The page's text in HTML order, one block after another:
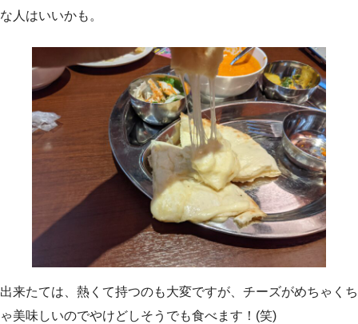
な人はいいかも。
出来たては、熱くて持つのも大変ですが、チーズがめちゃくち
ゃ美味しいのでやけどしそうでも食べます！(笑)